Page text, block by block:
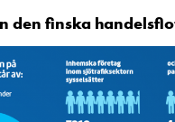
den finska